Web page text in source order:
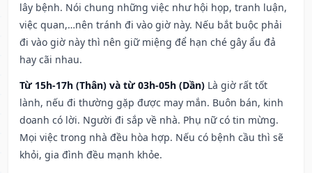
lây bệnh. Nói chung những việc như hội họp, tranh luận,
việc quan,…nên tránh đi vào giờ này. Nếu bắt buộc phải
đi vào giờ này thì nên giữ miệng để hạn ché gây ẩu đả
hay cãi nhau.
Từ 15h-17h (Thân) và từ 03h-05h (Dần) Là giờ rất tốt
lành, nếu đi thường gặp được may mắn. Buôn bán, kinh
doanh có lời. Người đi sắp về nhà. Phụ nữ có tin mừng.
Mọi việc trong nhà đều hòa hợp. Nếu có bệnh cầu thì sẽ
khỏi, gia đình đều mạnh khỏe.